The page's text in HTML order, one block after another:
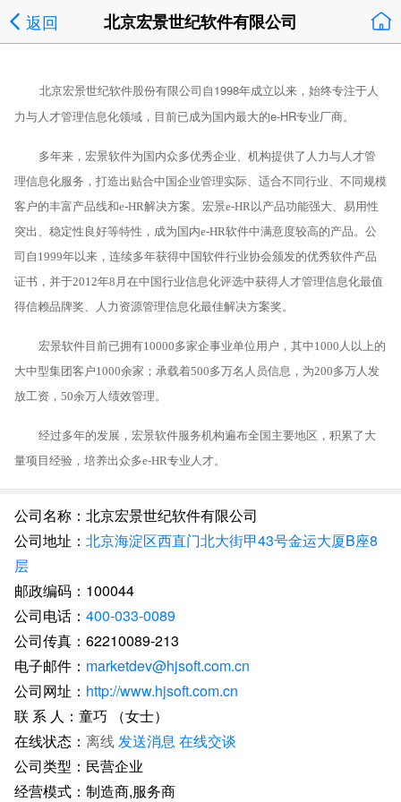
返回 北京宏景世纪软件有限公司
北京宏景世纪软件股份有限公司自1998年成立以来，始终专注于人
力与人才管理信息化领域，目前已成为国内最大的e-HR专业厂商。
多年来，宏景软件为国内众多优秀企业、机构提供了人力与人才管
理信息化服务，打造出贴合中国企业管理实际、适合不同行业、不同规模
客户的丰富产品线和e-HR解决方案。宏景e-HR以产品功能强大、易用性
突出、稳定性良好等特性，成为国内e-HR软件中满意度较高的产品。公
司自1999年以来，连续多年获得中国软件行业协会颁发的优秀软件产品
证书，并于2012年8月在中国行业信息化评选中获得人才管理信息化最值
得信赖品牌奖、人力资源管理信息化最佳解决方案奖。
宏景软件目前已拥有10000多家企事业单位用户，其中1000人以上的
大中型集团客户1000余家；承载着500多万名人员信息，为200多万人发
放工资，50余万人绩效管理。
经过多年的发展，宏景软件服务机构遍布全国主要地区，积累了大
量项目经验，培养出众多e-HR专业人才。
公司名称：北京宏景世纪软件有限公司
公司地址： 北京海淀区西直门北大街甲43号金运大厦B座8
层
邮政编码：100044
公司电话： 400-033-0089
公司传真：62210089-213
电子邮件： marketdev@hjsoft.com.cn
公司网址： http://www.hjsoft.com.cn
联 系 人：童巧 （女士）
在线状态： 离线发送消息 在线交谈
公司类型：民营企业
经营模式：制造商,服务商